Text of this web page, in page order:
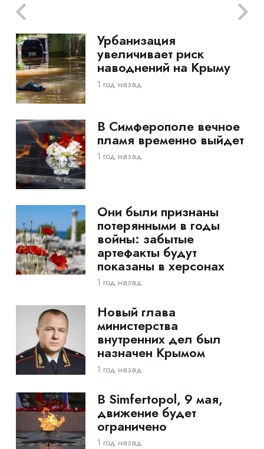
Урбанизация
увеличивает риск
наводнений на Крыму
1 год назад
В Симферополе вечное
пламя временно выйдет
1 год назад
Они были признаны
потерянными в годы
войны: забытые
артефакты будут
показаны в херсонах
1 год назад
Новый глава
министерства
внутренних дел был
назначен Крымом
1 год назад
В Simfertopol, 9 мая,
движение будет
ограничено
1 год назад